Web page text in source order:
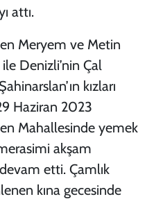
attı.
Meryem ve Metin
Denizli’nin Çal
kızları
Haziran 2023
Mahallesinde yemek
akşam
etti. Çamlık
kına gecesinde